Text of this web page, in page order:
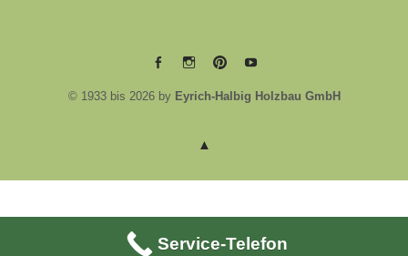
EYRICH-EYRICH-EYRICH-EYRICH-
© 1933 bis 2026 by Eyrich-Halbig Holzbau GmbH
Service-Telefon